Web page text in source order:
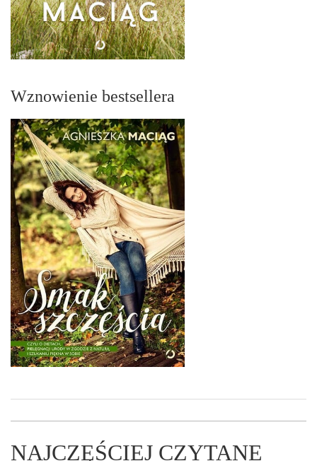
Wznowienie bestsellera
NAJCZĘŚCIEJ CZYTANE